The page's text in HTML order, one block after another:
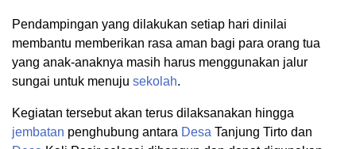
Pendampingan yang dilakukan setiap hari dinilai
membantu memberikan rasa aman bagi para orang tua
yang anak-anaknya masih harus menggunakan jalur
sungai untuk menuju sekolah.
Kegiatan tersebut akan terus dilaksanakan hingga
jembatan penghubung antara Desa Tanjung Tirto dan